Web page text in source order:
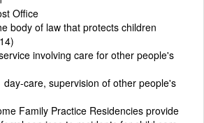
Office
body of law that protects children
involving care for other people's
day-care, supervision of other people's
Family Practice Residencies provide